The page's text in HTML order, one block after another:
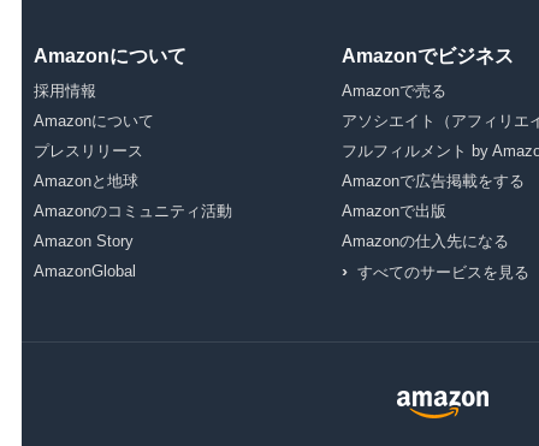
Amazonのコミュニティ活動
Amazon Story
Amazonで出版
Amazonの仕入先になる
すべてのサービスを見る